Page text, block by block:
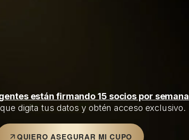
están firmando 15 socios por semana
digita tus datos y obtén acceso exclusivo.
QUIERO ASEGURAR MI CUPO